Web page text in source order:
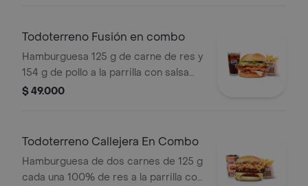
Todoterreno Fusión en combo
Hamburguesa 125 g de carne de res y
154 g de pollo a la parrilla con salsa
BBQ, tocineta, queso mozzarella,
medianas (Corral o cascos) + bebida
$ 49.000
Todoterreno Callejera En Combo
Hamburguesa de dos carnes de 125 g
cada una 100% de res a la parrilla con